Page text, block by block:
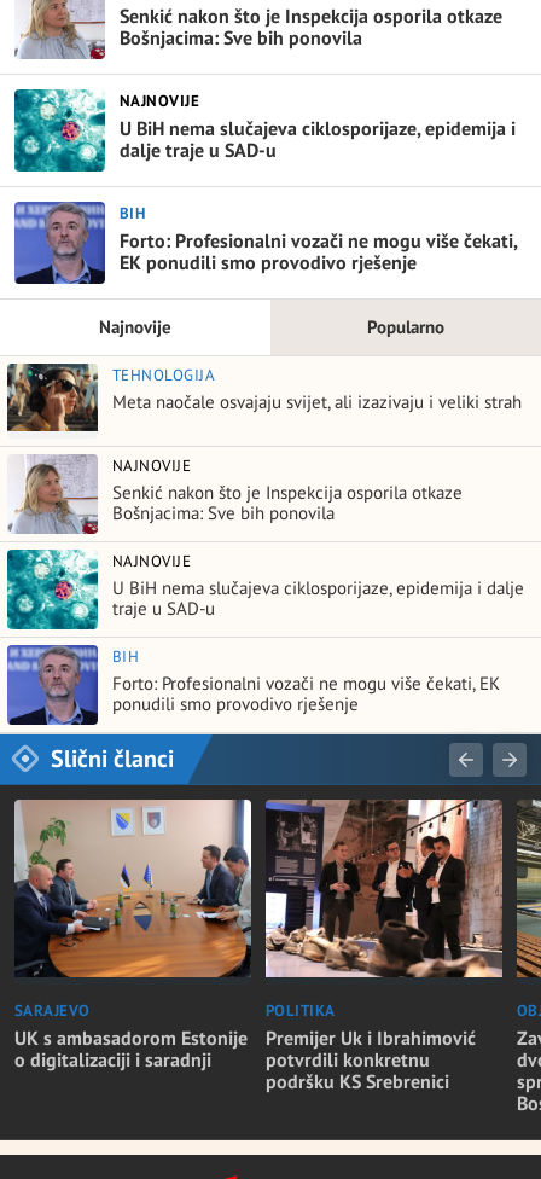
Senkić nakon što je Inspekcija osporila otkaze
Bošnjacima: Sve bih ponovila
NAJNOVIJE
U BiH nema slučajeva ciklosporijaze, epidemija i
dalje traje u SAD-u
BIH
Forto: Profesionalni vozači ne mogu više čekati,
EK ponudili smo provodivo rješenje
Najnovije Popularno
TEHNOLOGIJA
Meta naočale osvajaju svijet, ali izazivaju i veliki strah
NAJNOVIJE
Senkić nakon što je Inspekcija osporila otkaze
Bošnjacima: Sve bih ponovila
NAJNOVIJE
U BiH nema slučajeva ciklosporijaze, epidemija i dalje
traje u SAD-u
BIH
Forto: Profesionalni vozači ne mogu više čekati, EK
ponudili smo provodivo rješenje
Slični članci
SARAJEVO
UK s ambasadorom Estonije
o digitalizaciji i saradnji
POLITIKA
Premijer Uk i Ibrahimović
potvrdili konkretnu
podršku KS Srebrenici